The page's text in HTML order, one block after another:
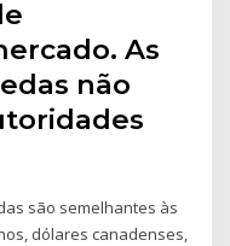
As
não
são semelhantes às
dólares canadenses,